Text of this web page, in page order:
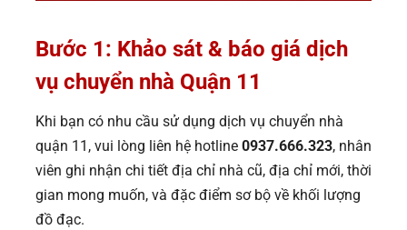
Bước 1: Khảo sát & báo giá dịch
vụ chuyển nhà Quận 11
Khi bạn có nhu cầu sử dụng dịch vụ chuyển nhà
quận 11, vui lòng liên hệ hotline 0937.666.323, nhân
viên ghi nhận chi tiết địa chỉ nhà cũ, địa chỉ mới, thời
gian mong muốn, và đặc điểm sơ bộ về khối lượng
đồ đạc.